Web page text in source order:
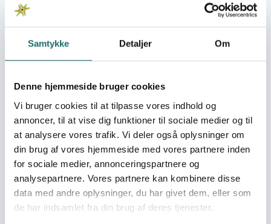
Samtykke Detaljer Om
Denne hjemmeside bruger cookies
Vi bruger cookies til at tilpasse vores indhold og
annoncer, til at vise dig funktioner til sociale medier og til
at analysere vores trafik. Vi deler også oplysninger om
din brug af vores hjemmeside med vores partnere inden
for sociale medier, annonceringspartnere og
analysepartnere. Vores partnere kan kombinere disse
data med andre oplysninger, du har givet dem, eller som
de har indsamlet fra din brug af deres tjenester.
Afgørelsen af forårets ansøgningsrunde for
Udvikling i Ukraine” i Naboskabspuljen har givet et
restbeløb, som har gjort det muligt at åbne for
ansøgninger til små projekter op til 150.000 kr. med
ansøgningsfrist 26. august 2026. Hver ansøger kan
indsende op til to ansøgninger. Det er ikke muligt at
søge til store projekter i Naboskabslandene i denne
runde.
- Vi har valgt at prioritere en runde kun for små
projekter, da midlerne er begrænsede, og vi på
denne måde sikrer, at flest mulige ansøgere kan